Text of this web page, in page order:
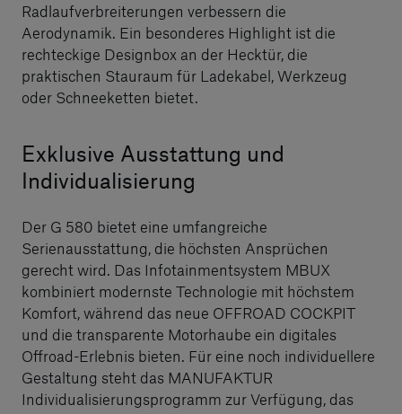
Radlaufverbreiterungen verbessern die
Aerodynamik. Ein besonderes Highlight ist die
rechteckige Designbox an der Hecktür, die
praktischen Stauraum für Ladekabel, Werkzeug
oder Schneeketten bietet.
Exklusive Ausstattung und
Individualisierung
Der G 580 bietet eine umfangreiche
Serienausstattung, die höchsten Ansprüchen
gerecht wird. Das Infotainmentsystem MBUX
kombiniert modernste Technologie mit höchstem
Komfort, während das neue OFFROAD COCKPIT
und die transparente Motorhaube ein digitales
Offroad-Erlebnis bieten. Für eine noch individuellere
Gestaltung steht das MANUFAKTUR
Individualisierungsprogramm zur Verfügung, das